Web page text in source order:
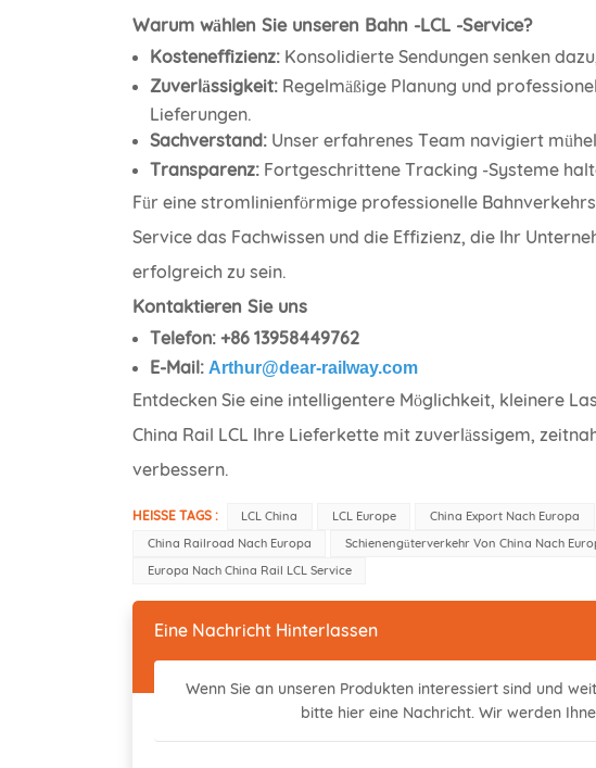
Warum wählen Sie unseren Bahn -LCL -Service?
Kosteneffizienz: Konsolidierte Sendungen senken
Zuverlässigkeit: Regelmäßige Planung und
Lieferungen.
Sachverstand: Unser erfahrenes Team navigiert
Transparenz: Fortgeschrittene Tracking -Systeme
Für eine stromlinienförmige professionelle
Service das Fachwissen und die Effizienz, die Ihr
erfolgreich zu sein.
Kontaktieren Sie uns
Telefon: +86 13958449762
E-Mail:Arthur@dear-railway.com
Entdecken Sie eine intelligentere Möglichkeit, kleinere
China Rail LCL Ihre Lieferkette mit zuverlässigem,
verbessern.
HEISSE TAGS : LCL China LCL Europe China Export Nach Europa
China Railroad Nach Europa
Schienengüterverkehr Von China Nach
Europa Nach China Rail LCL Service
Eine Nachricht Hinterlassen
Wenn Sie an unseren Produkten interessiert sind und
bitte hier eine Nachricht. Wir werden